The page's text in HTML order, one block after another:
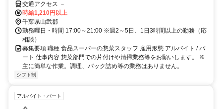
交通アクセス －
時給1,210円以上
千葉県山武郡
勤務曜日・時間 17:00～21:00 ※週2～5日、1日3時間以上の勤務（応
相談）
募集要項 職種 食品スーパーの惣菜スタッフ 雇用形態 アルバイト / パ
ート 仕事内容 惣菜部門での片付けや清掃業務等をお願いします。 ※
主に簡単な作業。調理、パック詰め等の業務はありません。
シフト制
アルバイト・パート